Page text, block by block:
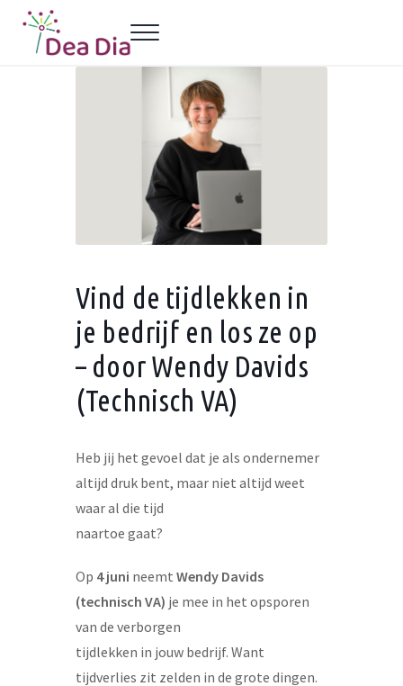
Door naar de hoofd inhoud
Skip to header left navigation
Skip to header right navigation
Skip to site footer
Dea Dia Delft
Netwerk vrouwelijke ondernemers Delft
Menu
Vind de tijdlekken in
je bedrijf en los ze op
– door Wendy Davids
(Technisch VA)
Heb jij het gevoel dat je als ondernemer
altijd druk bent, maar niet altijd weet
waar al die tijd
naartoe gaat?
Op 4 juni neemt Wendy Davids
(technisch VA) je mee in het opsporen
van de verborgen
tijdlekken in jouw bedrijf. Want
tijdverlies zit zelden in de grote dingen.